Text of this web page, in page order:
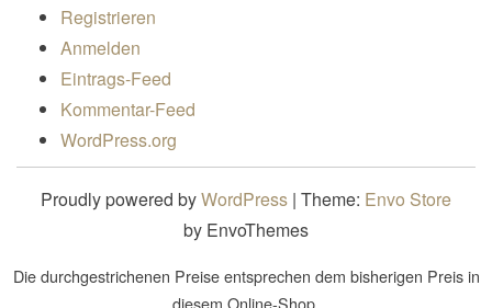
Registrieren
Anmelden
Eintrags-Feed
Kommentar-Feed
WordPress.org
Proudly powered byWordPress | Theme: Envo Store
by EnvoThemes
Die durchgestrichenen Preise entsprechen dem bisherigen Preis in
diesem Online-Shop.